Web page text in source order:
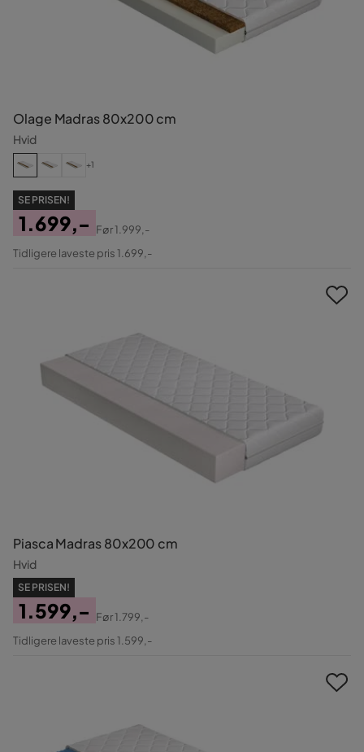
Olage Madras 80x200 cm
Hvid
+1
SE PRISEN!
Pris
1.699,-
Original
Før1.999,-
Tidligere laveste pris 1.699,-
Piasca Madras 80x200 cm
Hvid
SE PRISEN!
Pris
1.599,-
Original
Før1.799,-
Tidligere laveste pris 1.599,-